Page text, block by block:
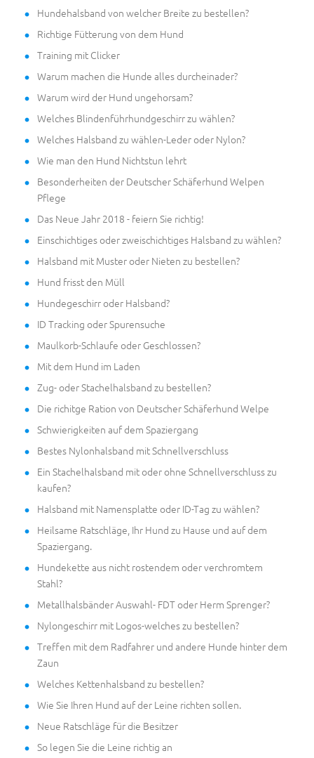
Hundehalsband von welcher Breite zu bestellen?
Richtige Fütterung von dem Hund
Training mit Clicker
Warum machen die Hunde alles durcheinader?
Warum wird der Hund ungehorsam?
Welches Blindenführhundgeschirr zu wählen?
Welches Halsband zu wählen-Leder oder Nylon?
Wie man den Hund Nichtstun lehrt
Besonderheiten der Deutscher Schäferhund Welpen
Pflege
Das Neue Jahr 2018 - feiern Sie richtig!
Einschichtiges oder zweischichtiges Halsband zu wählen?
Halsband mit Muster oder Nieten zu bestellen?
Hund frisst den Müll
Hundegeschirr oder Halsband?
ID Tracking oder Spurensuche
Maulkorb-Schlaufe oder Geschlossen?
Mit dem Hund im Laden
Zug- oder Stachelhalsband zu bestellen?
Die richitge Ration von Deutscher Schäferhund Welpe
Schwierigkeiten auf dem Spaziergang
Bestes Nylonhalsband mit Schnellverschluss
Ein Stachelhalsband mit oder ohne Schnellverschluss zu
kaufen?
Halsband mit Namensplatte oder ID-Tag zu wählen?
Heilsame Ratschläge, Ihr Hund zu Hause und auf dem
Spaziergang.
Hundekette aus nicht rostendem oder verchromtem
Stahl?
Metallhalsbänder Auswahl- FDT oder Herm Sprenger?
Nylongeschirr mit Logos-welches zu bestellen?
Treffen mit dem Radfahrer und andere Hunde hinter dem
Zaun
Welches Kettenhalsband zu bestellen?
Wie Sie Ihren Hund auf der Leine richten sollen.
Neue Ratschläge für die Besitzer
So legen Sie die Leine richtig an